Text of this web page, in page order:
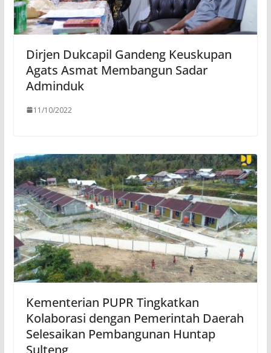
Dirjen Dukcapil Gandeng Keuskupan
Agats Asmat Membangun Sadar
Adminduk
11/10/2022
Kementerian PUPR Tingkatkan
Kolaborasi dengan Pemerintah Daerah
Selesaikan Pembangunan Huntap
Sulteng